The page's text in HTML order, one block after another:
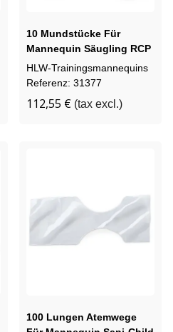
10 Mundstücke Für
Mannequin Säugling RCP
Kim
HLW-Trainingsmannequins
Referenz: 31377
112,55 € (tax excl.)
100 Lungen Atemwege